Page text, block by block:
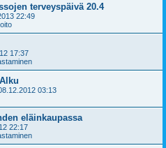
terveyspäivä 20.4
22:49
17:37
03:13
eläinkaupassa
22:17